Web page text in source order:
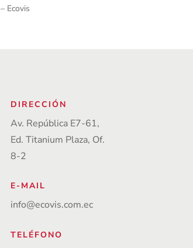
– Ecovis
DIRECCIÓN
Av. República E7-61,
Ed. Titanium Plaza, Of.
8-2
E-MAIL
info@ecovis.com.ec
TELÉFONO